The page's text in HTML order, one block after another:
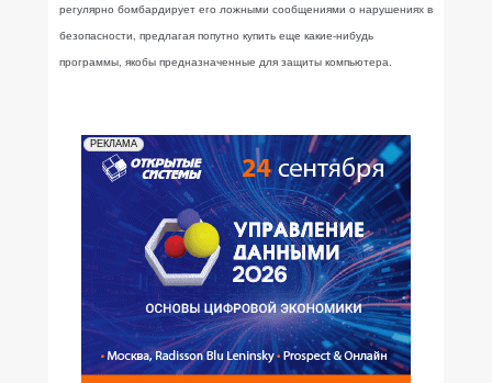
регулярно бомбардирует его ложными сообщениями о нарушениях в
безопасности, предлагая попутно купить еще какие-нибудь
программы, якобы предназначенные для защиты компьютера.
РЕКЛАМА